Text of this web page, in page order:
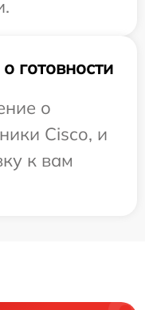
готовности
о
Cisco, и
к вам